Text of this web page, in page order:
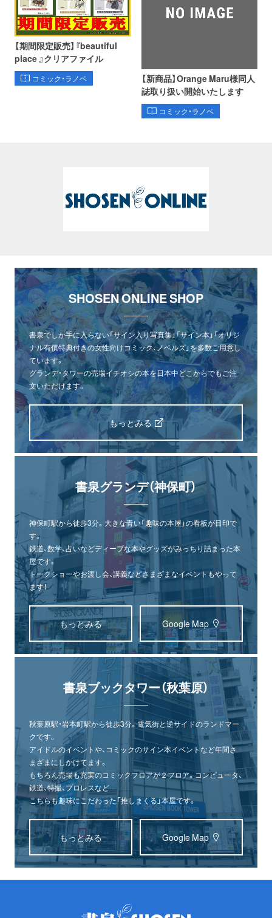
【期間限定販売】『beautiful
place 』クリアファイル
コミック・ラノベ
【新商品】Orange Maru様同人
誌取り扱い開始いたします
コミック・ラノベ
SHOSEN ONLINE SHOP
書泉でしか手に入らない「サイン入り写真集」「サイン本」「オリジ
ナル有償特典付きの女性向けコミック、ノベルズ」を多数ご用意し
ています。
グランデ・タワーの売場イチオシの本を日本中どこからでもご注
文いただけます。
もっとみる
書泉グランデ（神保町）
神保町駅から徒歩3分。大きな青い「趣味の本屋」の看板が目印で
す。
鉄道、数学、占いなどディープな本やグッズがみっちり詰まった本
屋です。
トークショーやお渡し会、講義などさまざまなイベントもやって
ます！
もっとみる Google Map
書泉ブックタワー（秋葉原）
秋葉原駅・岩本町駅から徒歩3分。電気街と逆サイドのランドマー
クです。
アイドルのイベントや、コミックのサイン本イベントなど年間さ
まざまにしかけてます。
もちろん売場も充実のコミックフロアが２フロア。コンピュータ、
鉄道、特撮、プロレスなど
こちらも趣味にこだわった「推しまくる」本屋です。
もっとみる Google Map